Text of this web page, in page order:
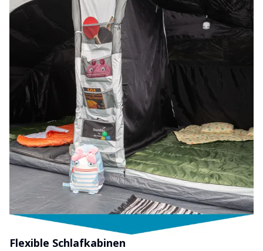
Flexible Schlafkabinen